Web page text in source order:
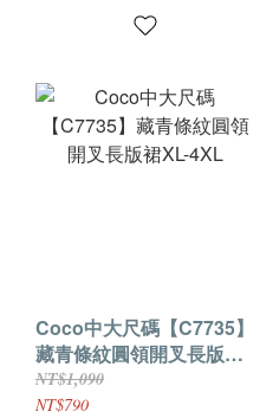
Coco中大尺碼【C7735】
藏青條紋圓領開叉長版裙
XL-4XL
NT$1,090
NT$790